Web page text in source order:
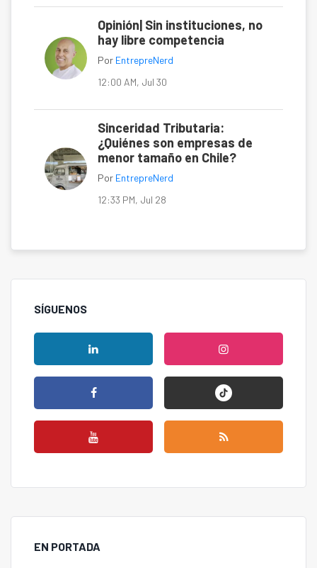
Opinión| Sin instituciones, no
hay libre competencia
Por EntrepreNerd
12:00 AM, Jul 30
Sinceridad Tributaria:
¿Quiénes son empresas de
menor tamaño en Chile?
Por EntrepreNerd
12:33 PM, Jul 28
SÍGUENOS
EN PORTADA